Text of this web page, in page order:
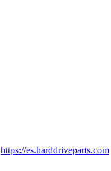
https://es.harddriveparts.com